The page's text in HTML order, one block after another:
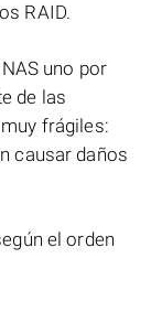
RAID.
uno por
de las
frágiles:
causar daños
el orden